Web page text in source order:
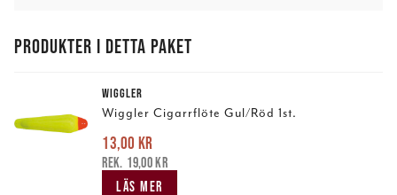
PRODUKTER I DETTA PAKET
WIGGLER
Wiggler Cigarrflöte Gul/Röd 1st.
Nuvarande pris
19,00 kr
13,00 kr
19,00 kr
LÄS MER